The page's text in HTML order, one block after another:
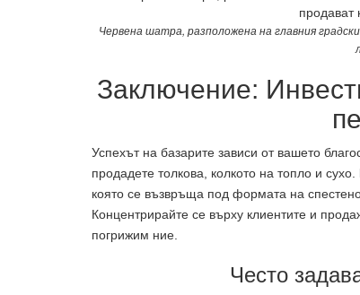
Червена шатра, разположена на главния
Заключение:
Успехът на базарите зависи от вашето
продадете толкова, колкото на топло и сухо.
която се възвръща под формата на
Концентрирайте се върху клиентите и
погрижим ние.
Често